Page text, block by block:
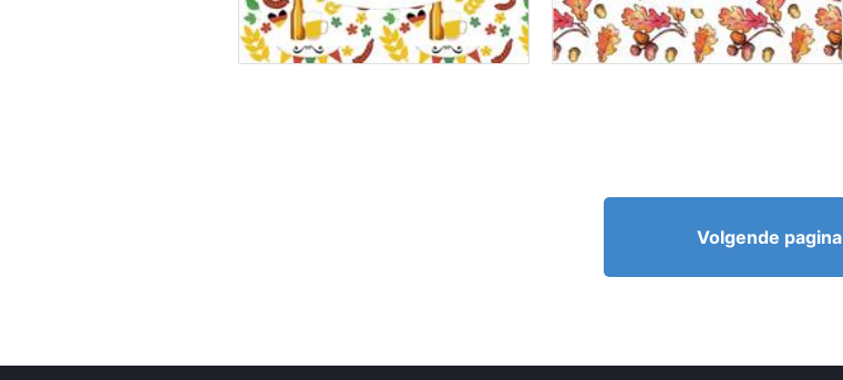
Volgende pagina